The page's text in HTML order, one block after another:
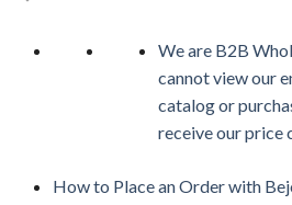
We are B2B
cannot view our
catalog or
receive our price
How to Place an Order with